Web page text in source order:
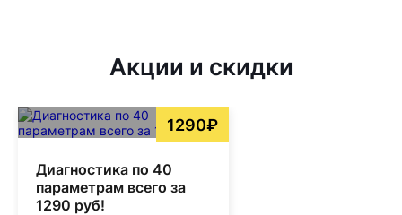
Акции и скидки
1290₽
Диагностика по 40
параметрам всего за
1290 руб!